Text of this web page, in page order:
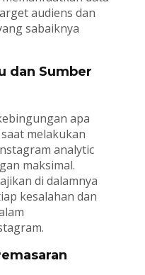
audiens dan
sabaiknya
dan Sumber
apa
melakukan
analytic
maksimal.
di dalamnya
kesalahan dan